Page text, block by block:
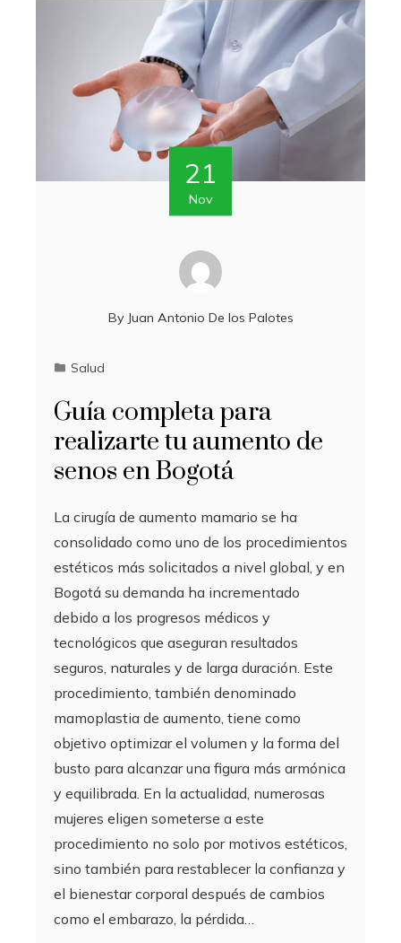
21
Nov
By Juan Antonio De los Palotes
Salud
Guía completa para
realizarte tu aumento de
senos en Bogotá
La cirugía de aumento mamario se ha
consolidado como uno de los procedimientos
estéticos más solicitados a nivel global, y en
Bogotá su demanda ha incrementado
debido a los progresos médicos y
tecnológicos que aseguran resultados
seguros, naturales y de larga duración. Este
procedimiento, también denominado
mamoplastia de aumento, tiene como
objetivo optimizar el volumen y la forma del
busto para alcanzar una figura más armónica
y equilibrada. En la actualidad, numerosas
mujeres eligen someterse a este
procedimiento no solo por motivos estéticos,
sino también para restablecer la confianza y
el bienestar corporal después de cambios
como el embarazo, la pérdida…